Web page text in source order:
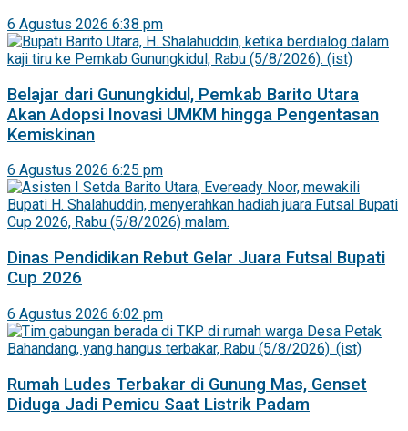
6 Agustus 2026 6:38 pm
Belajar dari Gunungkidul, Pemkab Barito Utara
Akan Adopsi Inovasi UMKM hingga Pengentasan
Kemiskinan
6 Agustus 2026 6:25 pm
Dinas Pendidikan Rebut Gelar Juara Futsal Bupati
Cup 2026
6 Agustus 2026 6:02 pm
Rumah Ludes Terbakar di Gunung Mas, Genset
Diduga Jadi Pemicu Saat Listrik Padam